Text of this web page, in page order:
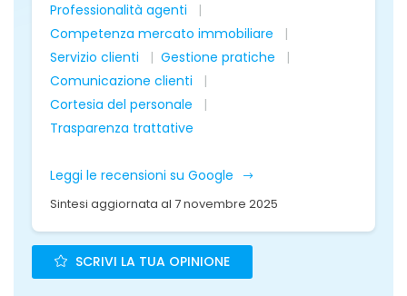
Professionalità agenti
Competenza mercato immobiliare
Servizio clienti
Gestione pratiche
Comunicazione clienti
Cortesia del personale
Trasparenza trattative
Leggi le recensioni su Google
Sintesi aggiornata al 7 novembre 2025
SCRIVI LA TUA OPINIONE